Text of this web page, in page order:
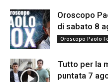
Oroscopo
di sabato 8
Oroscopo Paolo
Tutto per la
puntata 7